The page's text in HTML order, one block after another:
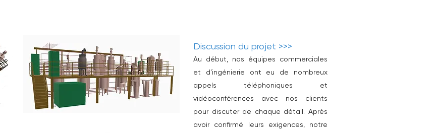
Discussion du projet >>>
Au début, nos équipes commerciales
et d’ingénierie ont eu de nombreux
appels téléphoniques et
vidéoconférences avec nos clients
pour discuter de chaque détail. Après
avoir confirmé leurs exigences, notre